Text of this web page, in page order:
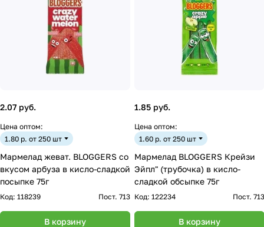
2.07 руб.
Цена оптом:
1.80 р. от 250 шт
Мармелад жеват. BLOGGERS со
вкусом арбуза в кисло-сладкой
посыпке 75г
Код: 118239 Пост. 713
В корзину
1.85 руб.
Цена оптом:
1.60 р. от 250 шт
Мармелад BLOGGERS Крейзи
Эйпл" (трубочка) в кисло-
сладкой обсыпке 75г
Код: 122234 Пост. 713
В корзину